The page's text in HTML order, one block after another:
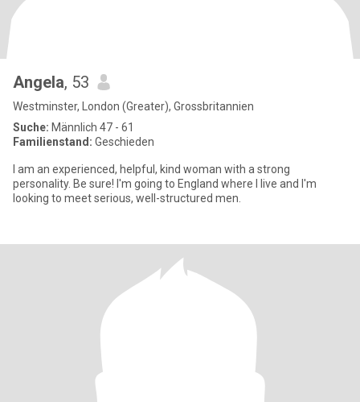
Angela, 53
Westminster, London (Greater), Grossbritannien
Suche: Männlich 47 - 61
Familienstand: Geschieden
I am an experienced, helpful, kind woman with a strong
personality. Be sure! I'm going to England where I live and I'm
looking to meet serious, well-structured men.